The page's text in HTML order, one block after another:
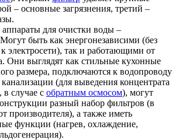
– основные загрязнения, третий –
для очистки воды –
быть как энергонезависими (без
электросети), так и работающими от
Они выглядят как стильные кухонные
размера, подключаются к водопроводу
(для выведения концентрата
в случае с обратным осмосом), могут
разный набор фильтров (в
производителя), а также иметь
функции (нагрев, охлаждение,